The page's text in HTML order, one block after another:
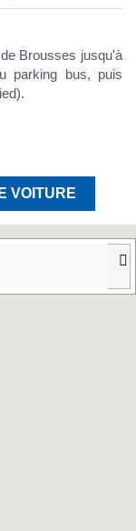
Brousses jusqu'à
parking bus, puis
VOITURE